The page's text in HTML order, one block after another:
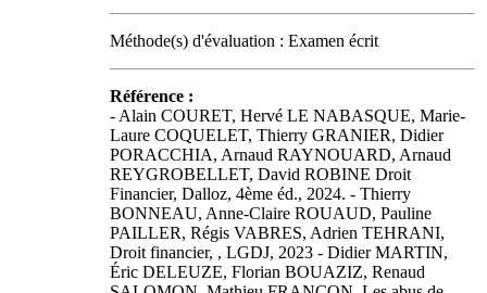
Méthode(s) d'évaluation : Examen écrit
Référence :
- Alain COURET, Hervé LE NABASQUE, Marie-
Laure COQUELET, Thierry GRANIER, Didier
PORACCHIA, Arnaud RAYNOUARD, Arnaud
REYGROBELLET, David ROBINE Droit
Financier, Dalloz, 4ème éd., 2024. - Thierry
BONNEAU, Anne-Claire ROUAUD, Pauline
PAILLER, Régis VABRES, Adrien TEHRANI,
Droit financier, , LGDJ, 2023 - Didier MARTIN,
Éric DELEUZE, Florian BOUAZIZ, Renaud